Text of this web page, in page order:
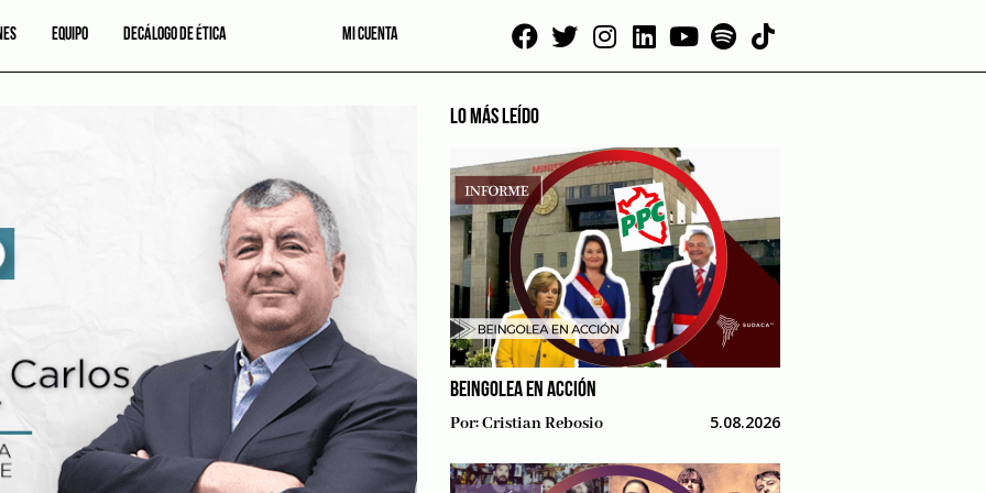
EQUIPO DECÁLOGO DE ÉTICA MI CUENTA
LO MÁS LEÍDO
BEINGOLEA EN ACCIÓN
Por:Cristian Rebosio 5.08.2026